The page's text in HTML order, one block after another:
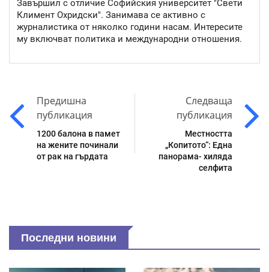
Завършил с отличие Софийския университет "Свети
Климент Охридски". Занимава се активно с
журналистика от няколко години насам. Интересите
му включват политика и международни отношения.
Предишна
публикация
1200 балона в памет
на жените починали
от рак на гърдата
Следваща
публикация
Местността
„Копитото“: Една
панорама- хиляда
селфита
Последни новини